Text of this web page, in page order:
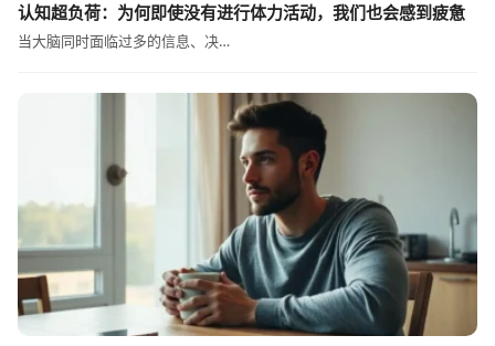
认知超负荷：为何即使没有进行体力活动，我们也会感到疲惫
当大脑同时面临过多的信息、决…